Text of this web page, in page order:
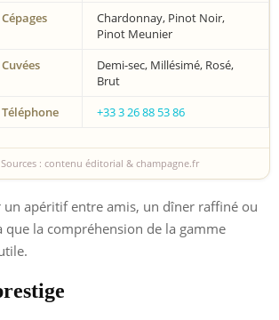
Cépages
Chardonnay, Pinot Noir,
Pinot Meunier
Cuvées
Demi-sec, Millésimé, Rosé,
Brut
Téléphone
+33 3 26 88 53 86
Sources : contenu éditorial & champagne.fr
un apéritif entre amis, un dîner raffiné ou
que la compréhension de la gamme